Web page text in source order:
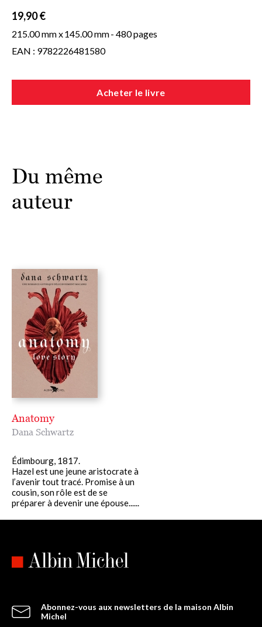
19,90 €
215.00 mm x145.00 mm- 480 pages
EAN : 9782226481580
Acheter le livre
Du même
auteur
Anatomy
Dana Schwartz
Édimbourg, 1817.
Hazel est une jeune aristocrate à
l’avenir tout tracé. Promise à un
cousin, son rôle est de se
préparer à devenir une épouse......
Abonnez-vous aux newsletters de la maison Albin
Michel